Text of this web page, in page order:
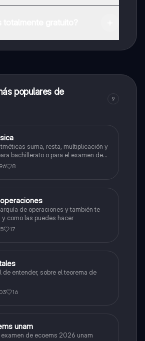
populares de
9
suma, resta, multiplicación y
bachillerato o para el examen de
8
de operaciones y también te
y como las puedes hacer
17
de entender, sobre el teorema de
16
unam
examen de ecoems 2026 unam